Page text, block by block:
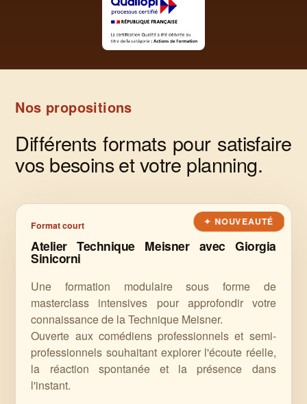
Nos propositions
Différents formats pour satisfaire
vos besoins et votre planning.
Format court
Atelier Technique Meisner avec Giorgia
Sinicorni
Une formation modulaire sous forme de
masterclass intensives pour approfondir votre
connaissance de la Technique Meisner.
Ouverte aux comédiens professionnels et semi-
professionnels souhaitant explorer l'écoute réelle,
la réaction spontanée et la présence dans
l'instant.